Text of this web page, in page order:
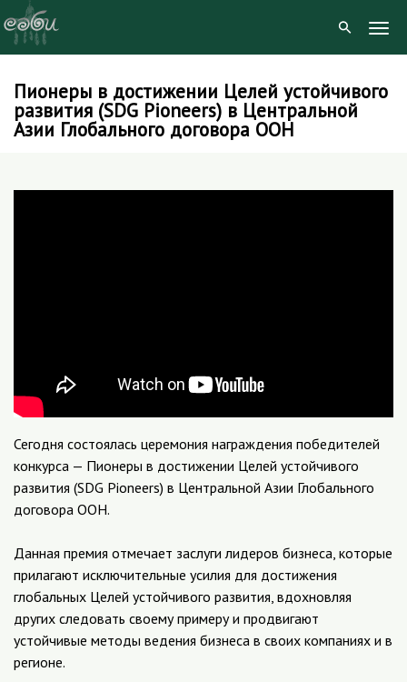
Skip
content
Пионеры в достижении Целей устойчивого
развития (SDG Pioneers) в Центральной
Азии Глобального договора ООН
Сегодня состоялась церемония награждения победителей
конкурса — Пионеры в достижении Целей устойчивого
развития (SDG Pioneers) в Центральной Азии Глобального
договора ООН.
Данная премия отмечает заслуги лидеров бизнеса, которые
прилагают исключительные усилия для достижения
глобальных Целей устойчивого развития, вдохновляя
других следовать своему примеру и продвигают
устойчивые методы ведения бизнеса в своих компаниях и в
регионе.